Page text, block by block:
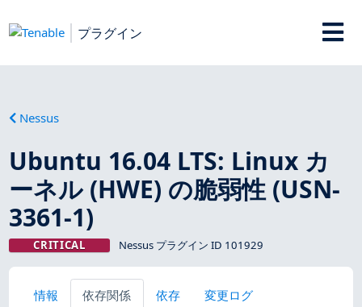
プラグイン
Nessus
Ubuntu 16.04 LTS: Linux カ
ーネル (HWE) の脆弱性 (USN-
3361-1)
CRITICAL Nessus プラグイン ID 101929
情報 依存関係 依存 変更ログ